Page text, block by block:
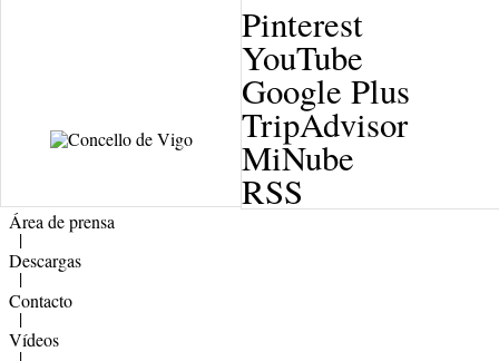
Pinterest
YouTube
Google Plus
TripAdvisor
MiNube
RSS
Área de prensa
|
Descargas
|
Contacto
|
Vídeos